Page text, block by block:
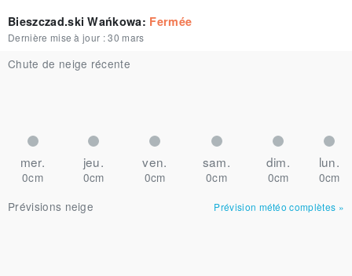
Bieszczad.ski Wańkowa: Fermée
Dernière mise à jour :30 mars
Chute de neige récente
mer. jeu. ven. sam. dim. lun.
0cm 0cm 0cm 0cm 0cm
0cm
Prévisions neige
Prévision météo complètes »